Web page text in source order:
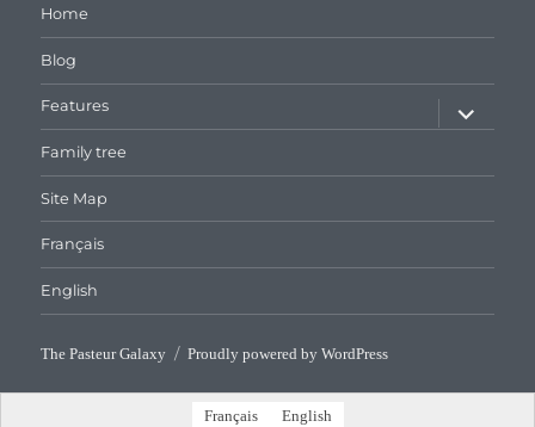
Home
Blog
Features
expand
child
menu
Family tree
Site Map
Français
English
The Pasteur Galaxy Proudly powered by WordPress
Français English